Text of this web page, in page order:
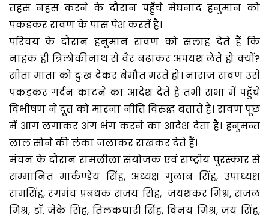
तहस नहस करने के दौरान पहुँचे मेघनाद हनुमान को
पकड़कर रावण के पास पेश करतें है।
परिचय के दौरान हनुमान रावण को सलाह देते हैं कि
नाहक ही त्रिलोकीनाथ से वैर बढाकर अपयश लेते हो क्यों?
सीता माता को दुःख देकर बेमौत मरते हो। नाराज रावण उसे
पकड़कर गर्दन काटने का आदेश देते हैं तभी सभा में पहुँचे
विभीषण ने दूत को मारना नीति विरुद्ध बताते हैं। रावण पूंछ
में आग लगाकर अंग भंग करने का आदेश देता है। हनुमन्त
लाल सोने की लंका जलाकर राखकर देते हैं।
मंचन के दौरान रामलीला संयोजक एवं राष्ट्रीय पुरस्कार से
सम्मानित मार्कण्डेय सिंह, अध्यक्ष गुलाब सिंह, उपाध्यक्ष
रामसिंह, रंगमंच प्रबंधक संजय सिंह, जयशंकर मिश्र, सजल
मिश्र, डॉ. जेके सिंह, तिलकधारी सिंह, विनय मिश्र, जय सिंह,